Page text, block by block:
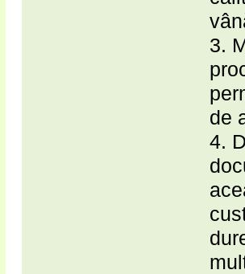
3.
de
4.